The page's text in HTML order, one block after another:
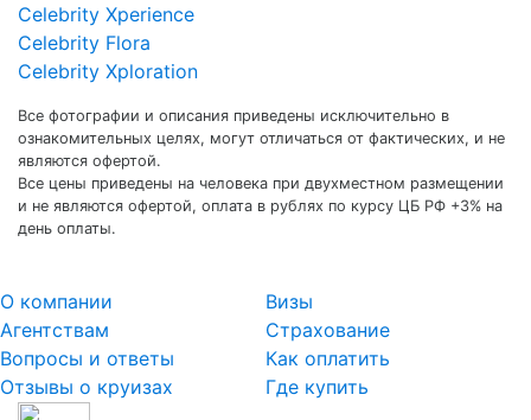
Celebrity Xperience
Celebrity Flora
Celebrity Xploration
Все фотографии и описания приведены исключительно в
ознакомительных целях, могут отличаться от фактических, и не
являются офертой.
Все цены приведены на человека при двухместном размещении
и не являются офертой, оплата в рублях по курсу ЦБ РФ +3% на
день оплаты.
О компании
Агентствам
Вопросы и ответы
Отзывы о круизах
Визы
Страхование
Как оплатить
Где купить